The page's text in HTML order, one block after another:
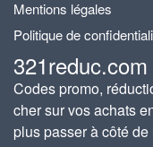
Mentions légales
Politique de
321reduc.com
Codes promo,
cher sur vos achats
plus passer à côté